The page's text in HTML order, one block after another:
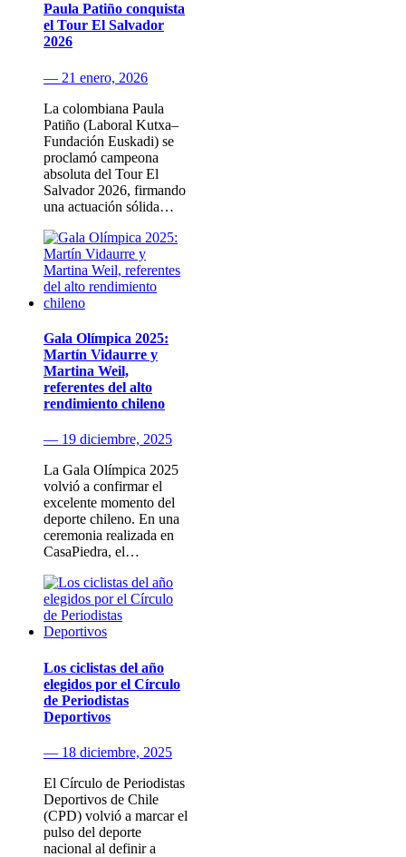
Paula Patiño conquista
el Tour El Salvador
2026
— 21 enero, 2026
La colombiana Paula
Patiño (Laboral Kutxa–
Fundación Euskadi) se
proclamó campeona
absoluta del Tour El
Salvador 2026, firmando
una actuación sólida…
Gala Olímpica 2025:
Martín Vidaurre y
Martina Weil,
referentes del alto
rendimiento chileno
— 19 diciembre, 2025
La Gala Olímpica 2025
volvió a confirmar el
excelente momento del
deporte chileno. En una
ceremonia realizada en
CasaPiedra, el…
Los ciclistas del año
elegidos por el Círculo
de Periodistas
Deportivos
— 18 diciembre, 2025
El Círculo de Periodistas
Deportivos de Chile
(CPD) volvió a marcar el
pulso del deporte
nacional al definir a